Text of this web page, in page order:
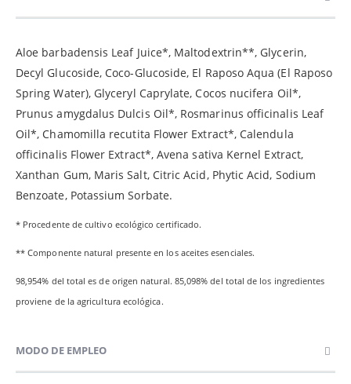
Aloe barbadensis Leaf Juice*, Maltodextrin**, Glycerin,
Decyl Glucoside, Coco-Glucoside, El Raposo Aqua (El Raposo
Spring Water), Glyceryl Caprylate, Cocos nucifera Oil*,
Prunus amygdalus Dulcis Oil*, Rosmarinus officinalis Leaf
Oil*, Chamomilla recutita Flower Extract*, Calendula
officinalis Flower Extract*, Avena sativa Kernel Extract,
Xanthan Gum, Maris Salt, Citric Acid, Phytic Acid, Sodium
Benzoate, Potassium Sorbate.
* Procedente de cultivo ecológico certificado.
** Componente natural presente en los aceites esenciales.
98,954% del total es de origen natural. 85,098% del total de los ingredientes
proviene de la agricultura ecológica.
MODO DE EMPLEO